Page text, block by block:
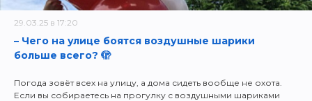
29.03.25 в 17:20
– Чего на улице боятся воздушные шарики
больше всего? 🫣
Погода зовёт всех на улицу, а дома сидеть вообще не охота.
Если вы собираетесь на прогулку с воздушными шариками